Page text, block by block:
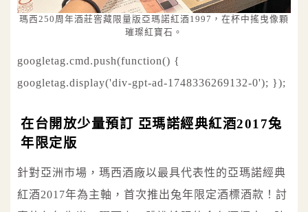
瑪西250周年酒莊窖藏限量版亞瑪諾紅酒1997，在杯中搖曳像顆
璀璨紅寶石。
googletag.cmd.push(function() {
googletag.display('div-gpt-ad-1748336269132-0'); });
在台開放少量預訂 亞瑪諾經典紅酒2017兔
年限定版
針對亞洲市場，瑪西酒廠以最具代表性的亞瑪諾經典
紅酒2017年為主軸，首次推出兔年限定酒標酒款！討